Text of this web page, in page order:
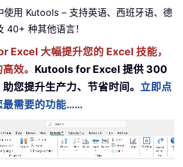
使用 Kutools – 支持英语、西班牙语、德
40+ 种其他语言！
Excel 大幅提升您的 Excel 技能，
效。 Kutools for Excel 提供 300
您提升生产力、节省时间。 立即点
最需要的功能……